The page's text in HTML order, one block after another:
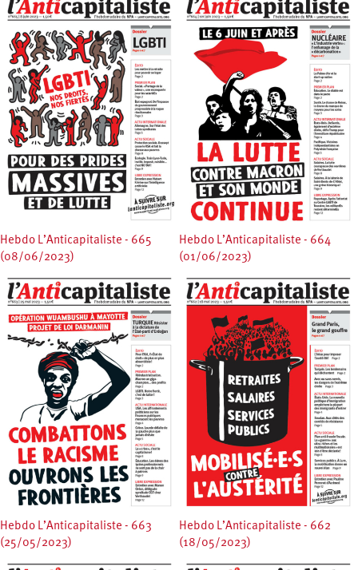
Hebdo L’Anticapitaliste - 665
(08/06/2023)
Hebdo L’Anticapitaliste - 664
(01/06/2023)
Hebdo L’Anticapitaliste - 663
(25/05/2023)
Hebdo L’Anticapitaliste - 662
(18/05/2023)